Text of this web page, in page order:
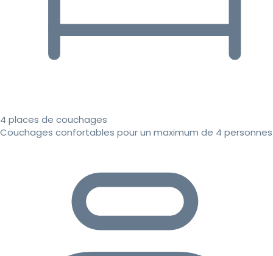
4 places de couchages
Couchages confortables pour un maximum de 4 personnes